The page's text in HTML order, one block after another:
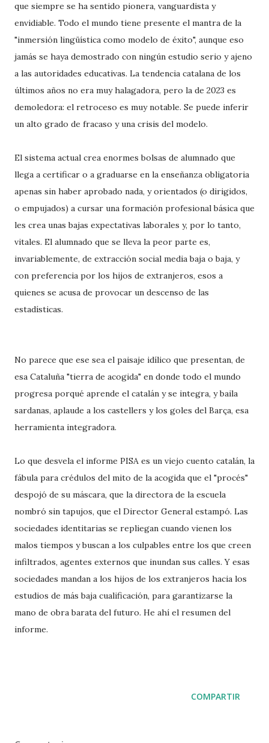
que siempre se ha sentido pionera, vanguardista y
envidiable. Todo el mundo tiene presente el mantra de la
"inmersión lingüística como modelo de éxito", aunque eso
jamás se haya demostrado con ningún estudio serio y ajeno
a las autoridades educativas. La tendencia catalana de los
últimos años no era muy halagadora, pero la de 2023 es
demoledora: el retroceso es muy notable. Se puede inferir
un alto grado de fracaso y una crisis del modelo.
El sistema actual crea enormes bolsas de alumnado que
llega a certificar o a graduarse en la enseñanza obligatoria
apenas sin haber aprobado nada, y orientados (o dirigidos,
o empujados) a cursar una formación profesional básica que
les crea unas bajas expectativas laborales y, por lo tanto,
vitales. El alumnado que se lleva la peor parte es,
invariablemente, de extracción social media baja o baja, y
con preferencia por los hijos de extranjeros, esos a
quienes se acusa de provocar un descenso de las
estadísticas.
No parece que ese sea el paisaje idílico que presentan, de
esa Cataluña "tierra de acogida" en donde todo el mundo
progresa porqué aprende el catalán y se integra, y baila
sardanas, aplaude a los castellers y los goles del Barça, esa
herramienta integradora.
Lo que desvela el informe PISA es un viejo cuento catalán, la
fábula para crédulos del mito de la acogida que el "procés"
despojó de su máscara, que la directora de la escuela
nombró sin tapujos, que el Director General estampó. Las
sociedades identitarias se repliegan cuando vienen los
malos tiempos y buscan a los culpables entre los que creen
infiltrados, agentes externos que inundan sus calles. Y esas
sociedades mandan a los hijos de los extranjeros hacia los
estudios de más baja cualificación, para garantizarse la
mano de obra barata del futuro. He ahí el resumen del
informe.
COMPARTIR